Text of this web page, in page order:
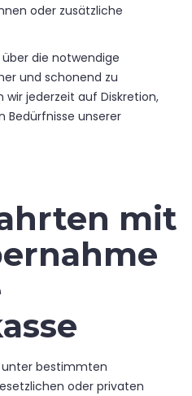
oder zusätzliche
die notwendige
und schonend zu
jederzeit auf Diskretion,
Bedürfnisse unserer
mit
unter bestimmten
oder privaten